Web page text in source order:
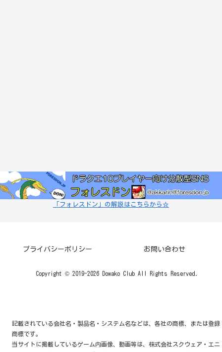
「フォレスドン」の解説はこちらから☆
プライバシーポリシー お問い合わせ
Copyright © 2019-2026 Dowako Club All Rights Reserved.
記載されている会社名・製品名・システム名などは、各社の商標、または登録
商標です。
当サイトに掲載しているゲーム内画像、動画等は、株式会社スクウェア・エニ